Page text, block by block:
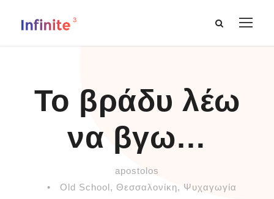
Το βράδυ λέω
να βγω…
apostolos
•
Old School, Θεσσαλονίκη, Ψυχαγωγία